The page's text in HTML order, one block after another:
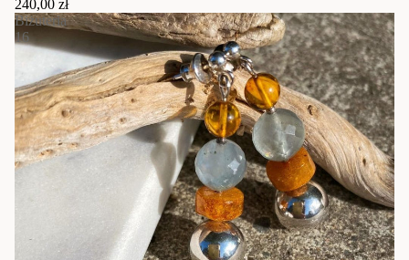
240,00 zł
Biżuteria
16